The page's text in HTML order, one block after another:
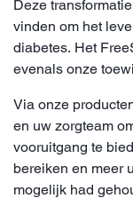
Deze
vinden om het
diabetes. Het
evenals onze
Via onze
en uw zorgteam
vooruitgang te
bereiken en meer
mogelijk had